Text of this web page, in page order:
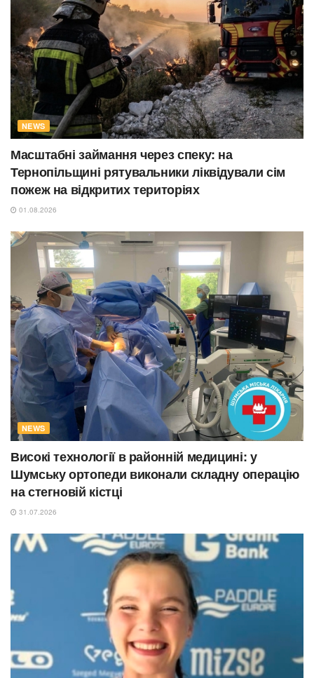
NEWS
Масштабні займання через спеку: на
Тернопільщині рятувальники ліквідували сім
пожеж на відкритих територіях
01.08.2026
NEWS
Високі технології в районній медицині: у
Шумську ортопеди виконали складну операцію
на стегновій кістці
31.07.2026